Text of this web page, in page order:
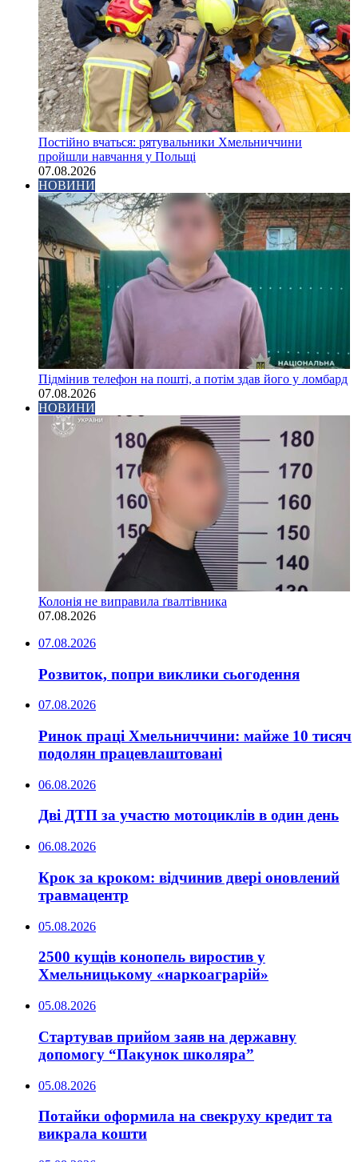
Постійно вчаться: рятувальники Хмельниччини
пройшли навчання у Польщі
07.08.2026
НОВИНИ
Підмінив телефон на пошті, а потім здав його у ломбард
07.08.2026
НОВИНИ
Колонія не виправила ґвалтівника
07.08.2026
07.08.2026
Розвиток, попри виклики сьогодення
07.08.2026
Ринок праці Хмельниччини: майже 10 тисяч
подолян працевлаштовані
06.08.2026
Дві ДТП за участю мотоциклів в один день
06.08.2026
Крок за кроком: відчинив двері оновлений
травмацентр
05.08.2026
2500 кущів конопель виростив у
Хмельницькому «наркоаграрій»
05.08.2026
Стартував прийом заяв на державну
допомогу “Пакунок школяра”
05.08.2026
Потайки оформила на свекруху кредит та
викрала кошти